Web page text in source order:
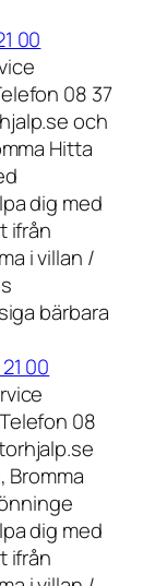
00
08 37
och
Hitta
dig med
ifrån
i villan /
bärbara
00
08
Bromma
dig med
ifrån